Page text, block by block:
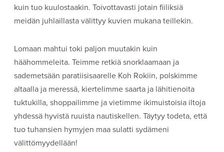
kuin tuo kuulostaakin. Toivottavasti jotain fiiliksiä
meidän juhlaillasta välittyy kuvien mukana teillekin.
Lomaan mahtui toki paljon muutakin kuin
häähommeleita. Teimme retkiä snorklaamaan ja
sademetsään paratiisisaarelle Koh Rokiin, polskimme
altaalla ja meressä, kiertelimme saarta ja lähitienoita
tuktukilla, shoppailimme ja vietimme ikimuistoisia iltoja
yhdessä hyvistä ruuista nautiskellen. Täytyy todeta, että
tuo tuhansien hymyjen maa sulatti sydämeni
välittömyydellään!